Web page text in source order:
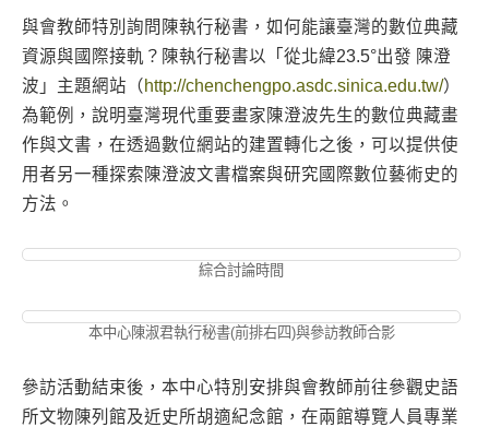
與會教師特別詢問陳執行秘書，如何能讓臺灣的數位典藏
資源與國際接軌？陳執行秘書以「從北緯23.5°出發 陳澄
波」主題網站（ http://chenchengpo.asdc.sinica.edu.tw/）
為範例，說明臺灣現代重要畫家陳澄波先生的數位典藏畫
作與文書，在透過數位網站的建置轉化之後，可以提供使
用者另一種探索陳澄波文書檔案與研究國際數位藝術史的
方法。
綜合討論時間
本中心陳淑君執行秘書(前排右四)與參訪教師合影
參訪活動結束後，本中心特別安排與會教師前往參觀史語
所文物陳列館及近史所胡適紀念館，在兩館導覽人員專業